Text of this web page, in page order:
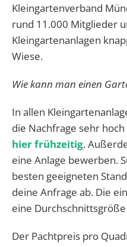
Kleingartenverband
rund 11.000 Mitglieder
Kleingartenanlagen
Wiese.
Wie kann man einen
In allen
die Nachfrage sehr hoch
hier frühzeitig.
eine Anlage bewerben.
besten geeigneten
deine Anfrage ab. Die
eine Durchschnittsgröße
Der Pachtpreis pro